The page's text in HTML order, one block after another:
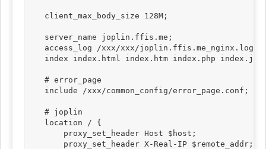
    client_max_body_size 128M;
    server_name joplin.ffis.me;
access_log /xxx/xxx/joplin.ffis.me_nginx.log
index index.html index.htm index.php
    # error_page
    include /xxx/common_config/error_page.conf;
    # joplin
    location / {
        proxy_set_header Host $host;
        proxy_set_header X-Real-IP $remote_addr;